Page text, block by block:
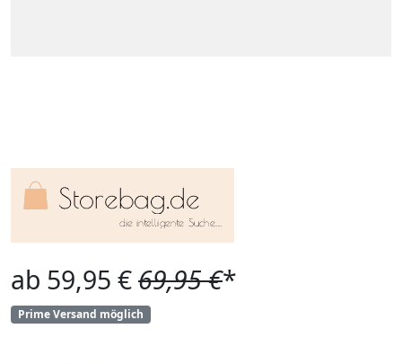
ab 59,95 €69,95 €*
Prime Versand möglich